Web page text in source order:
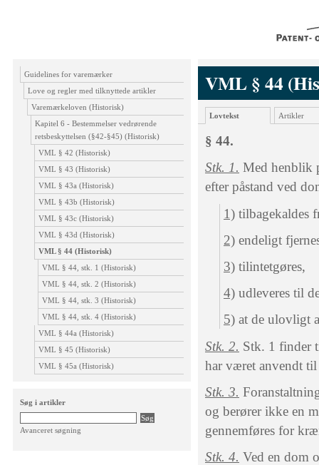
Guidelines for varemærker
Love og regler med tilknyttede artikler
Varemærkeloven (Historisk)
Kapitel 6 - Bestemmelser vedrørende
retsbeskyttelsen (§42-§45) (Historisk)
VML § 42 (Historisk)
VML § 43 (Historisk)
VML § 43a (Historisk)
VML § 43b (Historisk)
VML § 43c (Historisk)
VML § 43d (Historisk)
VML § 44 (Historisk)
VML § 44, stk. 1 (Historisk)
VML § 44, stk. 2 (Historisk)
VML § 44, stk. 3 (Historisk)
VML § 44, stk. 4 (Historisk)
VML § 44a (Historisk)
VML § 45 (Historisk)
VML § 45a (Historisk)
Søg i artikler
Avanceret søgning
VML § 44
Lovtekst Artikler
§ 44.
Stk. 1. Med henblik
efter påstand ved
1) tilbagekaldes
2) endeligt
3) tilintetgøres,
4) udleveres til
5) at de ulovligt
Stk. 2. Stk. 1 finder
har været anvendt
Stk. 3.
og berører ikke en
gennemføres for
Stk. 4. Ved en dom